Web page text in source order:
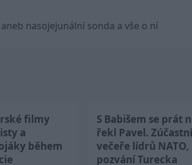
aneb nasojejunální sonda a vše o ní
filmy
a
během
S Babišem se prát
řekl Pavel.
večeře lídrů NATO,
pozvání Turecka